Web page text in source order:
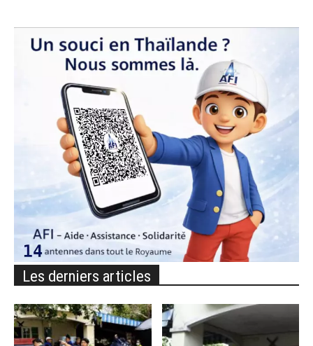
Les derniers articles